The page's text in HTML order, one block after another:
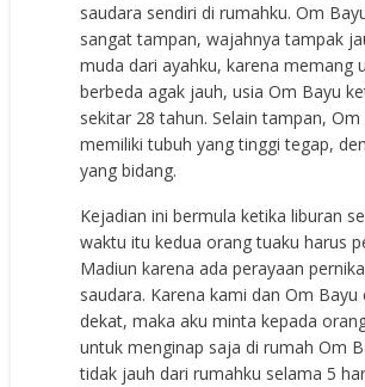
saudara sendiri di rumahku. Om
sangat tampan, wajahnya tampak
muda dari ayahku, karena memang
berbeda agak jauh, usia Om Bayu
sekitar 28 tahun. Selain tampan, Om
memiliki tubuh yang tinggi tegap,
yang bidang.
Kejadian ini bermula ketika liburan
waktu itu kedua orang tuaku harus
Madiun karena ada perayaan
saudara. Karena kami dan Om Bayu
dekat, maka aku minta kepada
untuk menginap saja di rumah Om
tidak jauh dari rumahku selama 5